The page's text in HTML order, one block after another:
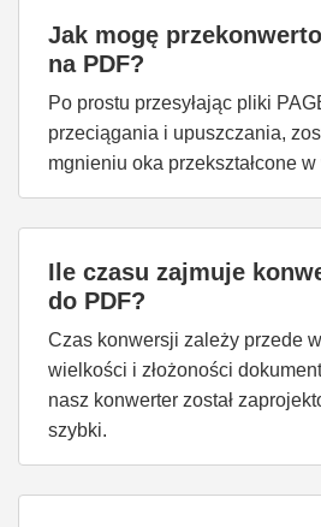
Jak mogę
na PDF?
Po prostu przesyłając pliki
przeciągania i upuszczania,
mgnieniu oka przekształcone
Ile czasu zajmuje
do PDF?
Czas konwersji zależy przede
wielkości i złożoności
nasz konwerter został
szybki.